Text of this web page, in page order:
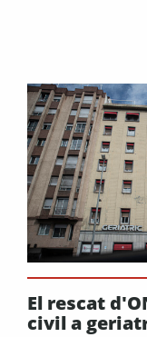
El rescat
civil a